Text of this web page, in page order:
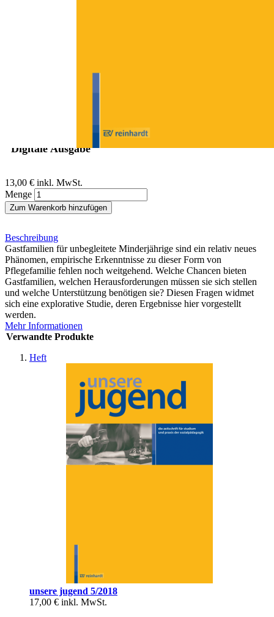
unbegleitete minderjährige
Flüchtlinge
Digitale Ausgabe
13,00 € inkl. MwSt.
Menge
Zum Warenkorb hinzufügen
Beschreibung
Gastfamilien für unbegleitete Minderjährige sind ein relativ neues
Phänomen, empirische Erkenntnisse zu dieser Form von
Pflegefamilie fehlen noch weitgehend. Welche Chancen bieten
Gastfamilien, welchen Herausforderungen müssen sie sich stellen
und welche Unterstützung benötigen sie? Diesen Fragen widmet
sich eine explorative Studie, deren Ergebnisse hier vorgestellt
werden.
Mehr Informationen
Verwandte Produkte
Heft
unsere jugend 5/2018
17,00 € inkl. MwSt.